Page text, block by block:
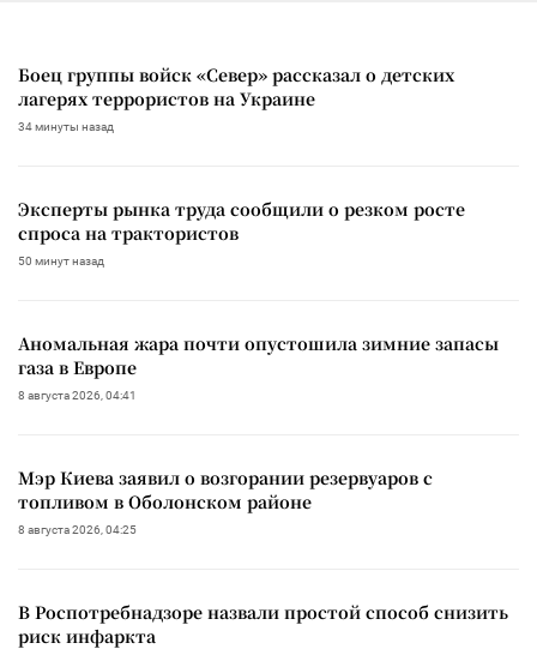
Боец группы войск «Север» рассказал о детских
лагерях террористов на Украине
34 минуты назад
Эксперты рынка труда сообщили о резком росте
спроса на трактористов
50 минут назад
Аномальная жара почти опустошила зимние запасы
газа в Европе
8 августа 2026, 04:41
Мэр Киева заявил о возгорании резервуаров с
топливом в Оболонском районе
8 августа 2026, 04:25
В Роспотребнадзоре назвали простой способ снизить
риск инфаркта